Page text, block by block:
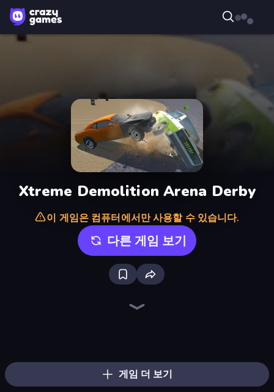
Xtreme Demolition Arena Derby
이 게임은 컴퓨터에서만 사용할 수 있습니다.
다른 게임 보기
게임 더 보기